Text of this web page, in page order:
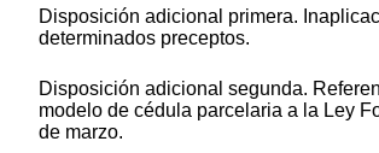
Disposición adicional primera.
determinados preceptos.
Disposición adicional segunda.
modelo de cédula parcelaria a la Ley
de marzo.